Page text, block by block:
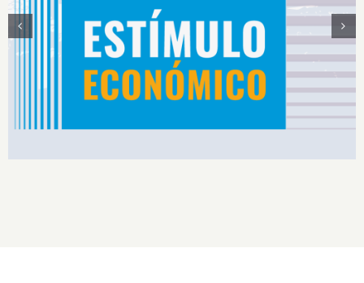
Estímulos Económicos para Deportistas de Alto
Rendimiento IS2026